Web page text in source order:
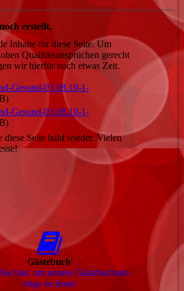
erstellt.
Inhalte für diese Seite. Um
Qualitätsansprüchen gerecht
wir hierfür noch etwas Zeit.
Gesund-03.08.10-1-
Gesund-03.08.10-1-
diese Seite bald wieder. Vielen
Gästebuch
hier, um unsere Gäs­te­buch­ein­
trä­ge zu lesen